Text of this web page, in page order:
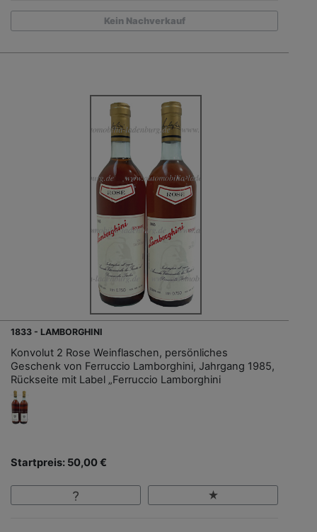
Kein Nachverkauf
1833 - LAMBORGHINI
Konvolut 2 Rose Weinflaschen, persönliches
Geschenk von Ferruccio Lamborghini, Jahrgang 1985,
Rückseite mit Label „Ferruccio Lamborghini
Startpreis: 50,00 €